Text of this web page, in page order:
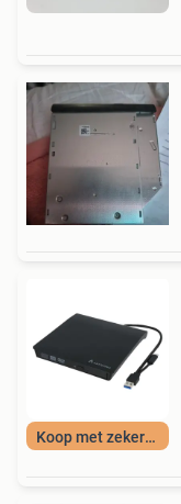
Koop met zekerheid